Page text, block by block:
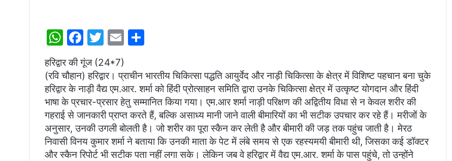
W
at
s
A
p
p
F
a
c
e
b
o
o
k
T
itt
er
E
ai
l
ar
e
हरिद्वार की गूंज (24*7)
(रवि चौहान) हरिद्वार। प्राचीन भारतीय चिकित्सा पद्धति आयुर्वेद और नाड़ी चिकित्सा के क्षेत्र में विशिष्ट पहचान बना चुके
हरिद्वार के नाड़ी वैद्य एम.आर. शर्मा को हिंदी प्रोत्साहन समिति द्वारा उनके चिकित्सा क्षेत्र में उत्कृष्ट योगदान और हिंदी
भाषा के प्रचार-प्रसार हेतु सम्मानित किया गया। एम.आर शर्मा नाड़ी परिक्षण की अद्वितीय विधा से न केवल शरीर की
गहराई से जानकारी प्राप्त करते हैं, बल्कि असाध्य मानी जाने वाली बीमारियों का भी सटीक उपचार कर रहे हैं। मरीजों के
अनुसार, उनकी उगली बोलती है। जो शरीर का पूरा स्कैन कर लेती है और बीमारी की जड़ तक पहुंच जाती है। मेरठ
निवासी विनय कुमार शर्मा ने बताया कि उनकी माता के पेट में लंबे समय से एक रहस्यमयी बीमारी थी, जिसका कई डॉक्टर
और स्कैन रिपोर्ट भी सटीक पता नहीं लगा सके। लेकिन जब वे हरिद्वार में वैद्य एम.आर. शर्मा के पास पहुंचे, तो उन्होंने